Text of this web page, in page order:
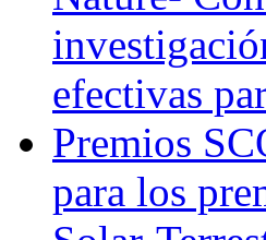
efectivas
Premios
para los